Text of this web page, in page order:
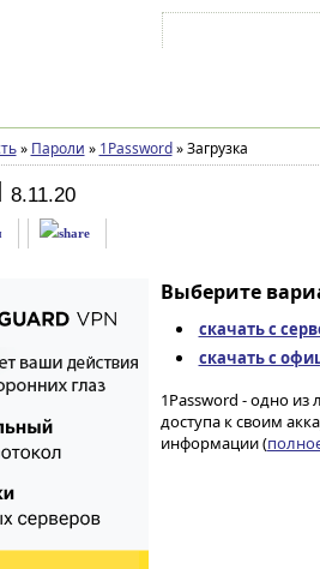
» Пароли » 1Password »Загрузка
8.11.20
Выберите
скачать с
скачать с
1Password - одно
доступа к своим
информации (